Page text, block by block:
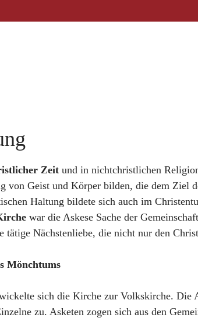
Zeit und in nichtchristlichen
von Geist und Körper bilden, die dem Ziel
Haltung bildete sich auch im
war die Askese Sache der
tätige Nächstenliebe, die nicht nur den
Mönchtums
sich die Kirche zur Volkskirche. Die
zu. Asketen zogen sich aus den